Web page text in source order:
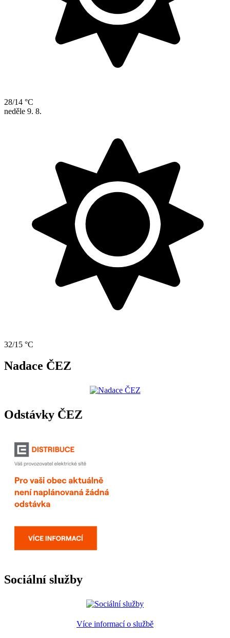
28/14 °C
neděle 9. 8.
32/15 °C
Nadace ČEZ
Odstávky ČEZ
Sociální služby
Více informací o službě